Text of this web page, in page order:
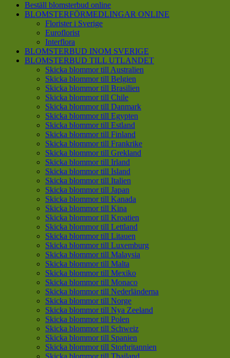
Beställ blomsterbud online
BLOMSTERFÖRMEDLINGAR ONLINE
Florister i Sverige
Euroflorist
Interflora
BLOMSTERBUD INOM SVERIGE
BLOMSTERBUD TILL UTLANDET
Skicka blommor till Australien
Skicka blommor till Belgien
Skicka blommor till Brasilien
Skicka blommor till Chile
Skicka blommor till Danmark
Skicka blommor till Egypten
Skicka blommor till Estland
Skicka blommor till Finland
Skicka blommor till Frankrike
Skicka blommor till Grekland
Skicka blommor till Irland
Skicka blommor till Island
Skicka blommor till Italien
Skicka blommor till Japan
Skicka blommor till Kanada
Skicka blommor till Kina
Skicka blommor till Kroatien
Skicka blommor till Lettland
Skicka blommor till Litauen
Skicka blommor till Luxemburg
Skicka blommor till Malaysia
Skicka blommor till Malta
Skicka blommor till Mexiko
Skicka blommor till Monaco
Skicka blommor till Nederländerna
Skicka blommor till Norge
Skicka blommor till Nya Zeeland
Skicka blommor till Polen
Skicka blommor till Schweiz
Skicka blommor till Spanien
Skicka blommor till Storbritannien